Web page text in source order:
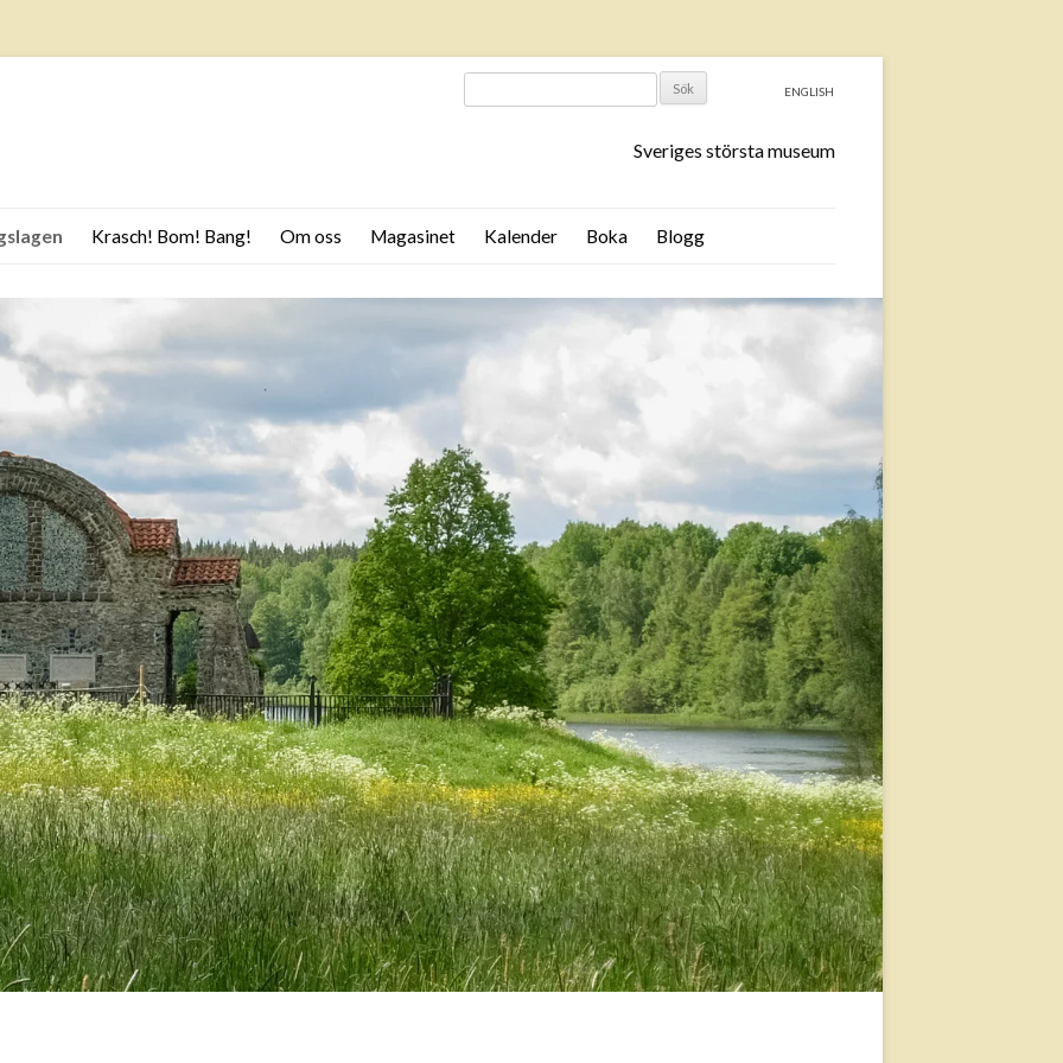
SÖK
ENGLISH
Sveriges största museum
i Bergslagen
byggde landet
ur rödjord och sjömalm
ur järnmalm
& stångjärn
i Bergslagen
och kraft
Krasch! Bom! Bang!
Från berget
Barnen
Om oss
guideutbildning
Magasinet Kalender Boka Blogg